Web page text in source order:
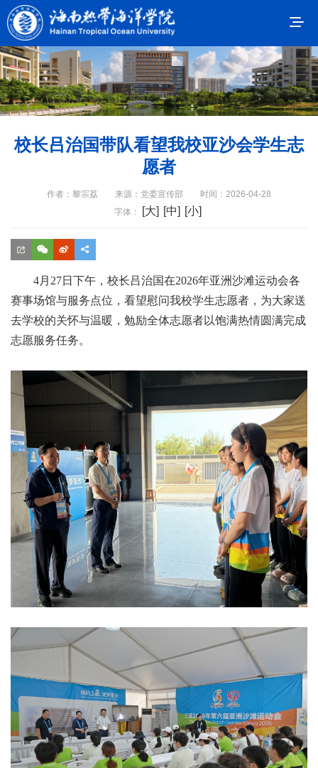
校长吕治国带队看望我校亚沙会学生志
愿者
作者：黎宗荔 来源：党委宣传部
时间：2026-04-28
字体：
[大] [中] [小]
4月27日下午，校长吕治国在2026年亚洲沙滩运动会各
赛事场馆与服务点位，看望慰问我校学生志愿者，为大家送
去学校的关怀与温暖，勉励全体志愿者以饱满热情圆满完成
志愿服务任务。